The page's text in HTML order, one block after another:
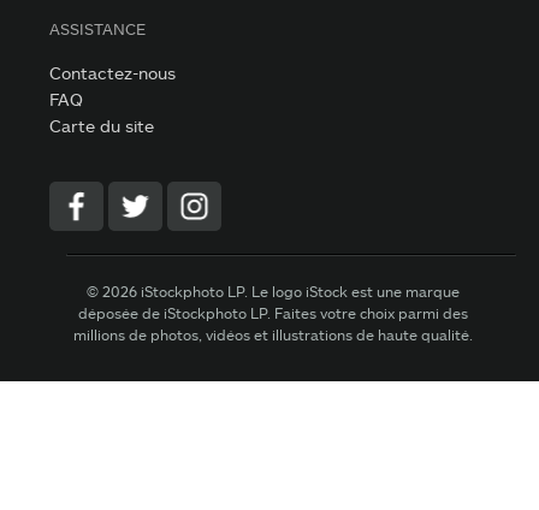
ASSISTANCE
Contactez-nous
FAQ
Carte du site
© 2026 iStockphoto LP. Le logo iStock est une marque
déposée de iStockphoto LP. Faites votre choix parmi des
millions de photos, vidéos et illustrations de haute qualité.